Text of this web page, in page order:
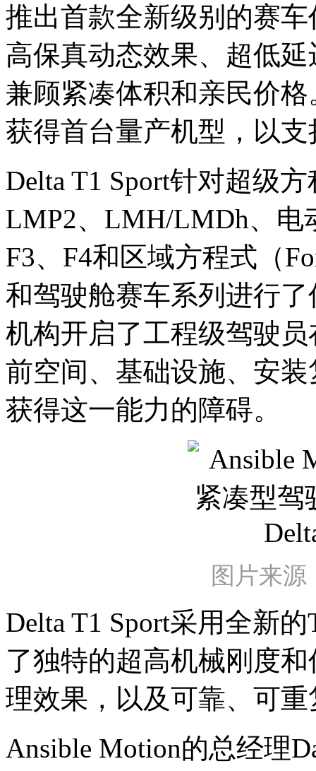
推出首款全新级别的赛车
高保真动态效果、超低
兼顾紧凑体积和亲民价
获得首台量产机型，以
Delta T1 Sport针对超级
LMP2、LMH/LMDh、电
F3、F4和区域方程式（
和驾驶舱赛车系列进行
机构开启了工程级驾驶
前空间、基础设施、安
获得这一能力的障碍。
图片来源
Delta T1 Sport采用全新
了独特的超高机械刚度
理效果，以及可靠、可
Ansible Motion的总经理